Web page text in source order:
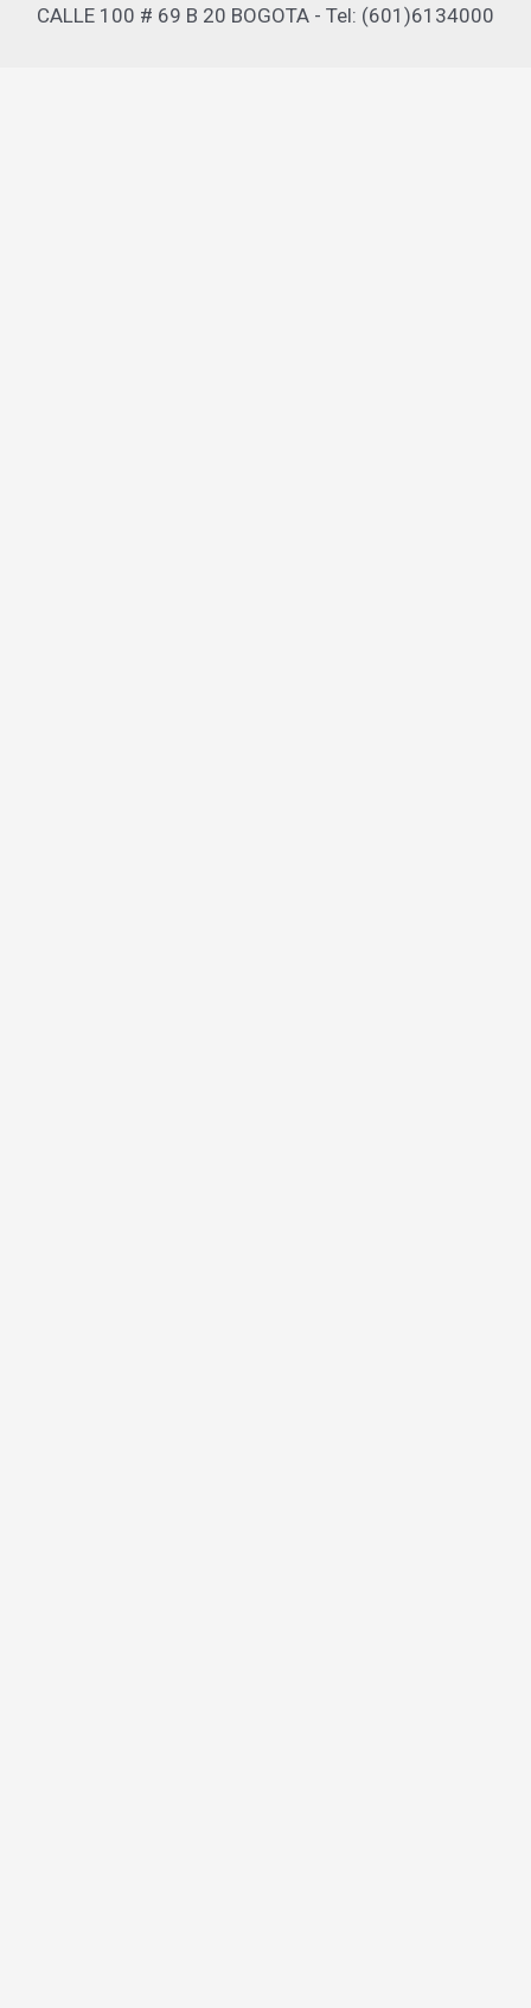
CALLE 100 # 69 B 20 BOGOTA - Tel: (601)6134000